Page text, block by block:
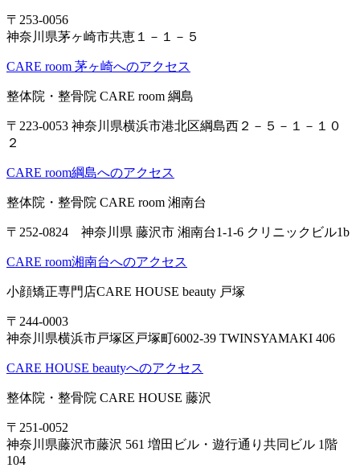
〒253-0056
神奈川県茅ヶ崎市共恵１－１－５
CARE room 茅ヶ崎へのアクセス
整体院・整骨院 CARE room 綱島
〒223-0053 神奈川県横浜市港北区綱島西２－５－１－１０
２
CARE room綱島へのアクセス
整体院・整骨院 CARE room 湘南台
〒252-0824 神奈川県 藤沢市 湘南台1-1-6 クリニックビル1b
CARE room湘南台へのアクセス
小顔矯正専門店CARE HOUSE beauty 戸塚
〒244-0003
神奈川県横浜市戸塚区戸塚町6002-39 TWINSYAMAKI 406
CARE HOUSE beautyへのアクセス
整体院・整骨院 CARE HOUSE 藤沢
〒251-0052
神奈川県藤沢市藤沢 561 増田ビル・遊行通り共同ビル 1階
104